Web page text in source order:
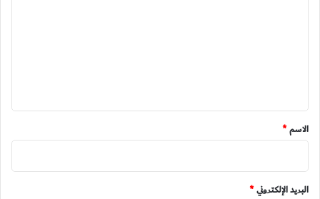
*
الاسم*
البريد الإلكتروني*